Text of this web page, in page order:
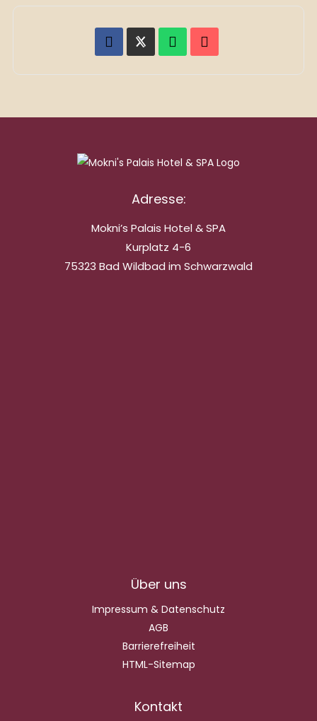
Adresse:
Mokni’s Palais Hotel & SPA
Kurplatz 4-6
75323 Bad Wildbad im Schwarzwald
Über uns
Impressum & Datenschutz
AGB
Barrierefreiheit
HTML-Sitemap
Kontakt